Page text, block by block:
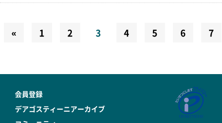
« 1 2 3 4 5 6 7
会員登録
デアゴスティーニアーカイブ